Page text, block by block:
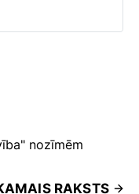
nozīmēm
RAKSTS